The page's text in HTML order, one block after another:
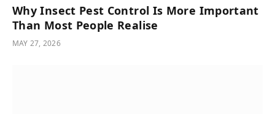
Why Insect Pest Control Is More Important
Than Most People Realise
MAY 27, 2026